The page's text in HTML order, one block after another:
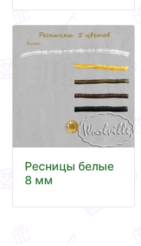
Ресницы белые
8 мм